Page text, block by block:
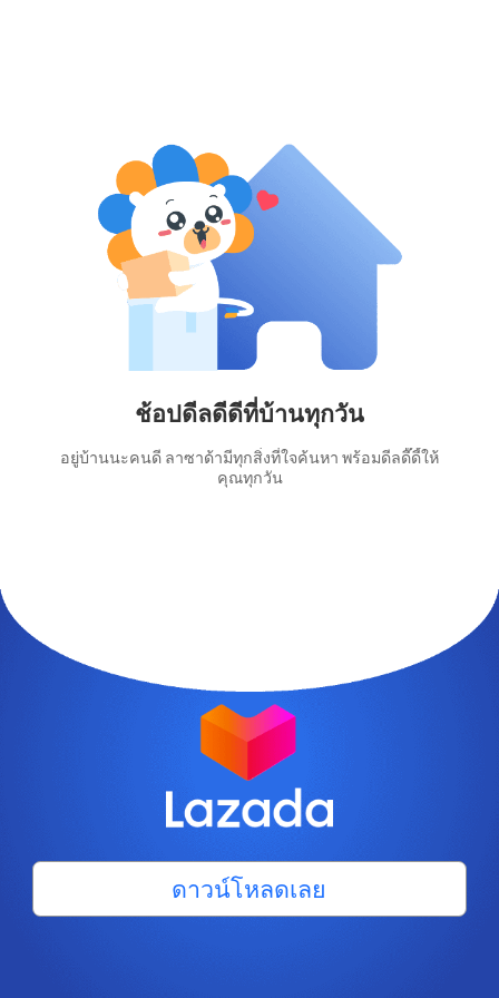
ช้อปดีลดีดีที่บ้านทุกวัน
อยู่บ้านนะคนดี ลาซาด้ามีทุกสิ่งที่ใจค้นหา พร้อมดีลดี๊ดี้ให้
คุณทุกวัน
ดาวน์โหลดเลย